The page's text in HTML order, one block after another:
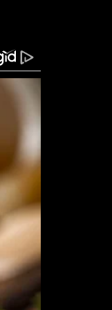
a levou ao
apenas do
digladia na
da ideologia
2022 está
Não é
mas
que